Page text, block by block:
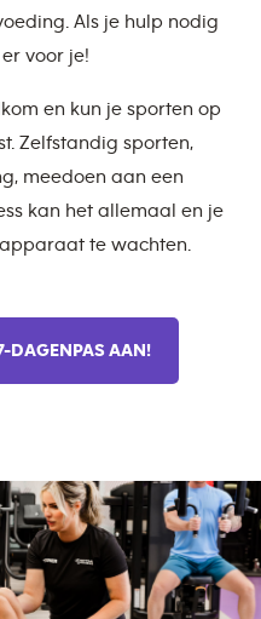
Als je hulp nodig
voor je!
en kun je sporten op
Zelfstandig sporten,
meedoen aan een
kan het allemaal en je
te wachten.
DAGENPAS AAN!